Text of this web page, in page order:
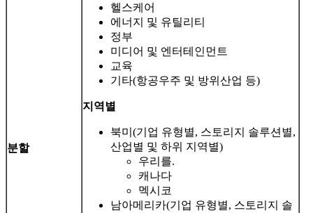
분할
헬스케어
에너지 및 유틸리티
정부
미디어 및 엔터테인먼트
교육
기타(항공우주 및 방위산업 등)
지역별
북미(기업 유형별, 스토리지 솔루션별,
산업별 및 하위 지역별)
우리를.
캐나다
멕시코
남아메리카(기업 유형별, 스토리지 솔